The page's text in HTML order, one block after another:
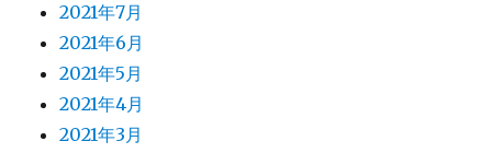
2021年7月
2021年6月
2021年5月
2021年4月
2021年3月